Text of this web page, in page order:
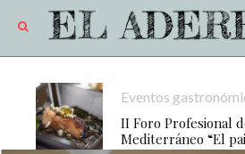
Eventos
II Foro Profesional
Mediterráneo “El